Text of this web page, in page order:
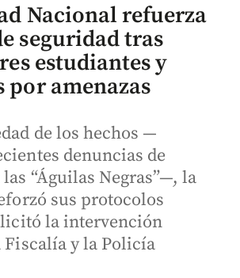
Nacional refuerza
seguridad tras
estudiantes y
por amenazas
de los hechos —
denuncias de
las “Águilas Negras”—, la
sus protocolos
la intervención
Fiscalía y la Policía